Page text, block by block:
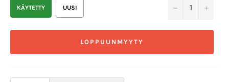
KÄYTETTY UUSI − +
LOPPUUNMYYTY